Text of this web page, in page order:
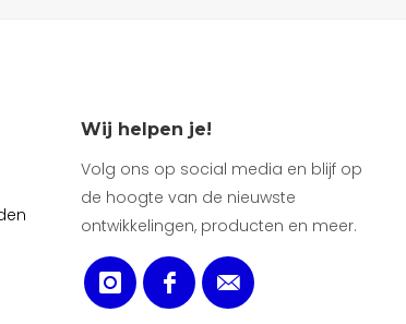
Wij helpen je!
Volg ons op social media en blijf op
de hoogte van de nieuwste
ontwikkelingen, producten en meer.